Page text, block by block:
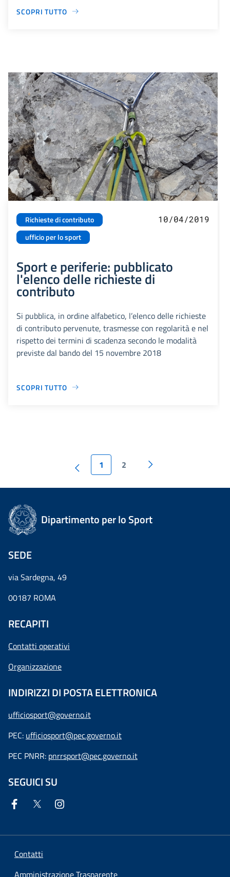
SCOPRI TUTTO
Richieste di contributo
ufficio per lo sport
10/04/2019
Sport e periferie: pubblicato
l'elenco delle richieste di
contributo
Si pubblica, in ordine alfabetico, l’elenco delle richieste
di contributo pervenute, trasmesse con regolarità e nel
rispetto dei termini di scadenza secondo le modalità
previste dal bando del 15 novembre 2018
SCOPRI TUTTO
1 2
Dipartimento per lo Sport
SEDE
via Sardegna, 49
00187 ROMA
RECAPITI
Contatti operativi
Organizzazione
INDIRIZZI DI POSTA ELETTRONICA
ufficiosport@governo.it
PEC: ufficiosport@pec.governo.it
PEC PNRR: pnrrsport@pec.governo.it
SEGUICI SU
Contatti
Amministrazione Trasparente